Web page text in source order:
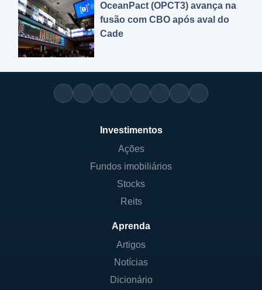
OceanPact (OPCT3) avança na
fusão com CBO após aval do
Cade
Investimentos
Ações
Fundos imobiliários
Stocks
Reits
Aprenda
Artigos
Notícias
Dicionário